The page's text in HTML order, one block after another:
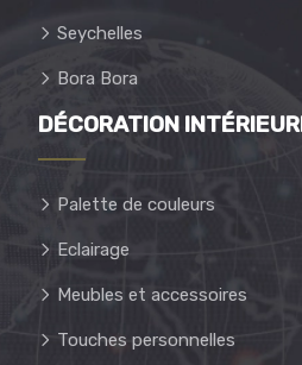
Seychelles
Bora Bora
DÉCORATION
Palette de couleurs
Eclairage
Meubles et accessoires
Touches personnelles